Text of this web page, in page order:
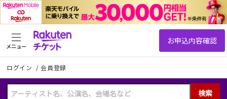
ログイン /会員登録
検索
メニュー